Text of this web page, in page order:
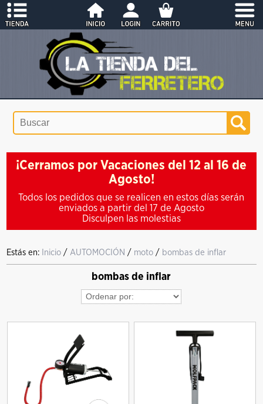
¡Cerramos por Vacaciones del 12 al 16 de
Agosto!
Todos los pedidos que se realicen en estos días serán
enviados a partir del 17 de Agosto
Disculpen las molestias
Estás en: Inicio / AUTOMOCIÓN / moto / bombas de inflar
bombas de inflar